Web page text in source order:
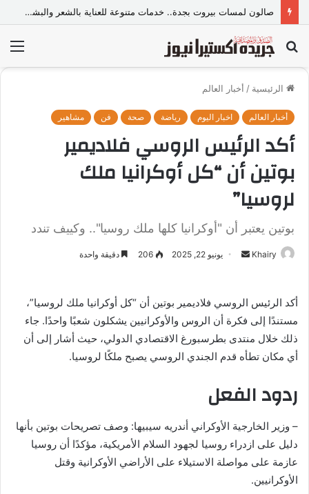
صالون لمسات بيروت بجدة.. خدمات متنوعة للعناية بالشعر والبشرة وإطلالة المرأة
بحث
عن
الرئيسية / أخبار العالم
أخبار العالم اخبار اليوم رياضة صحة فن مشاهير
أكد الرئيس الروسي فلاديمير
بوتين أن “كل أوكرانيا ملك
لروسيا”
بوتين يعتبر أن "أوكرانيا كلها ملك روسيا".. وكييف تندد
Khairy
ل
ب
ر
ا
إ
ت
ر
يونيو 22, 2025 206 دقيقة واحدة
أكد الرئيس الروسي فلاديمير بوتين أن “كل أوكرانيا ملك لروسيا”،
مستندًا إلى فكرة أن الروس والأوكرانيين يشكلون شعبًا واحدًا. جاء
ذلك خلال منتدى بطرسبورغ الاقتصادي الدولي، حيث أشار إلى أن
أي مكان تطأه قدم الجندي الروسي يصبح ملكًا لروسيا.
ردود الفعل
– وزير الخارجية الأوكراني أندريه سيبيها: وصف تصريحات بوتين بأنها
دليل على ازدراء روسيا لجهود السلام الأمريكية، مؤكدًا أن روسيا
عازمة على مواصلة الاستيلاء على الأراضي الأوكرانية وقتل
الأوكرانيين.